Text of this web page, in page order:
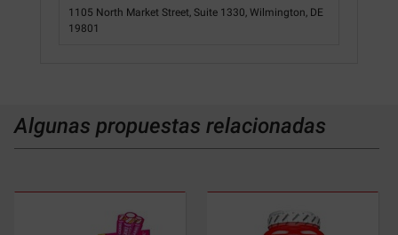
1105 North Market Street, Suite 1330, Wilmington, DE
19801
Algunas propuestas relacionadas